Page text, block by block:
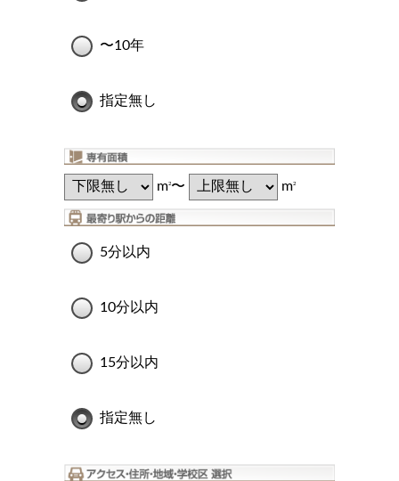
〜10年
指定無し
m2〜 m2
5分以内
10分以内
15分以内
指定無し